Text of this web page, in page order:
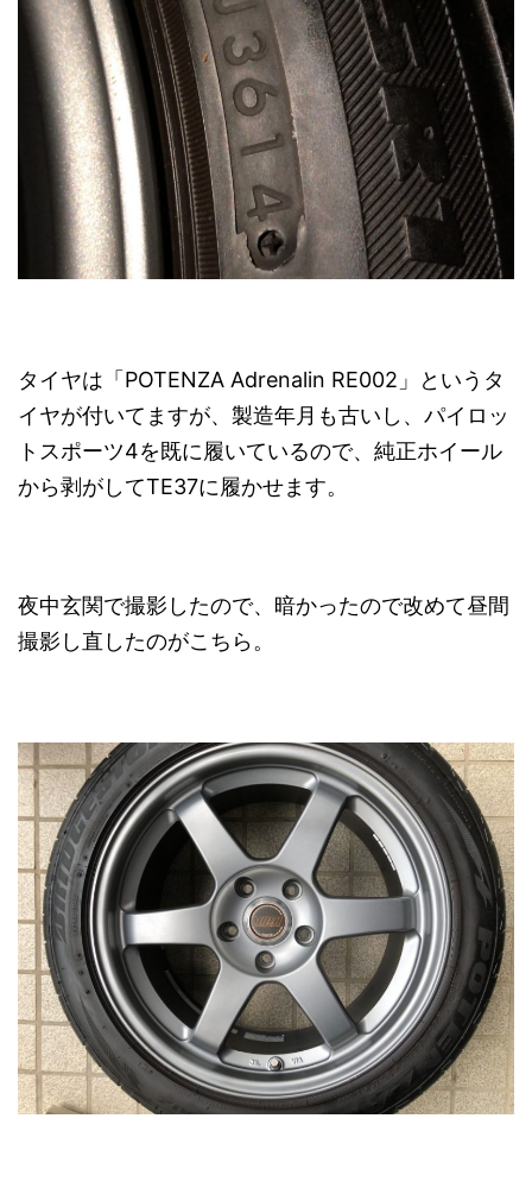
タイヤは「POTENZA Adrenalin RE002」というタ
イヤが付いてますが、製造年月も古いし、パイロッ
トスポーツ4を既に履いているので、純正ホイール
から剥がしてTE37に履かせます。
夜中玄関で撮影したので、暗かったので改めて昼間
撮影し直したのがこちら。